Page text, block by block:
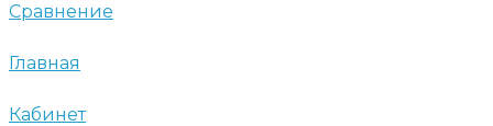
Сравнение
Главная
Кабинет